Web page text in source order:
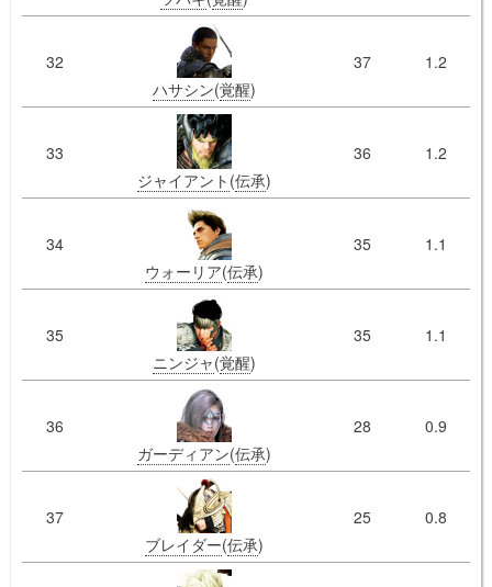
32
ハサシン(覚醒)
37 1.2
33
ジャイアント (伝承)
36 1.2
34
ウォーリア(伝承)
35 1.1
35
ニンジャ(覚醒)
35 1.1
36
ガーディアン(伝承)
28 0.9
37
ブレイダー(伝承)
25 0.8